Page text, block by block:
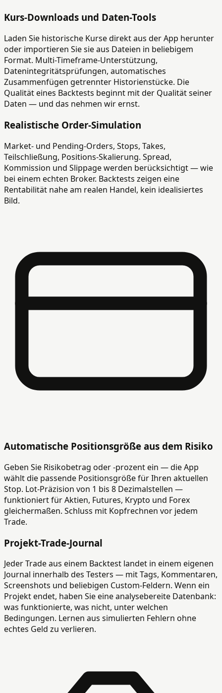
Kurs-Downloads und Daten-Tools
Laden Sie historische Kurse direkt aus der App herunter
oder importieren Sie sie aus Dateien in beliebigem
Format. Multi-Timeframe-Unterstützung,
Datenintegritätsprüfungen, automatisches
Zusammenfügen getrennter Historienstücke. Die
Qualität eines Backtests beginnt mit der Qualität seiner
Daten — und das nehmen wir ernst.
Realistische Order-Simulation
Market- und Pending-Orders, Stops, Takes,
Teilschließung, Positions-Skalierung. Spread,
Kommission und Slippage werden berücksichtigt — wie
bei einem echten Broker. Backtests zeigen eine
Rentabilität nahe am realen Handel, kein idealisiertes
Bild.
Automatische Positionsgröße aus dem Risiko
Geben Sie Risikobetrag oder -prozent ein — die App
wählt die passende Positionsgröße für Ihren aktuellen
Stop. Lot-Präzision von 1 bis 8 Dezimalstellen —
funktioniert für Aktien, Futures, Krypto und Forex
gleichermaßen. Schluss mit Kopfrechnen vor jedem
Trade.
Projekt-Trade-Journal
Jeder Trade aus einem Backtest landet in einem eigenen
Journal innerhalb des Testers — mit Tags, Kommentaren,
Screenshots und beliebigen Custom-Feldern. Wenn ein
Projekt endet, haben Sie eine analysebereite Datenbank:
was funktionierte, was nicht, unter welchen
Bedingungen. Lernen aus simulierten Fehlern ohne
echtes Geld zu verlieren.